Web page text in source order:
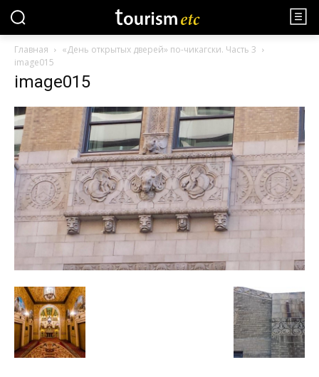
Главная
«День открытых дверей» по-чикагски. Часть 3
image015
image015